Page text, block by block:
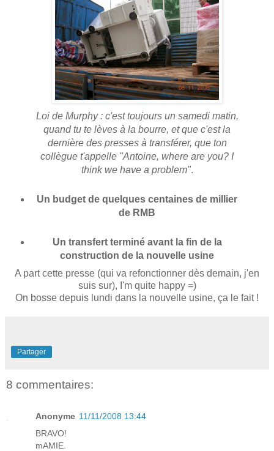
Loi de Murphy : c'est toujours un samedi matin,
quand tu te lèves à la bourre, et que c'est la
dernière des presses à transférer, que ton
collègue t'appelle "Antoine, where are you? I
think we have a problem".
Un budget de quelques centaines de millier
de RMB
Un transfert terminé avant la fin de la
construction de la nouvelle usine
A part cette presse (qui va refonctionner dès demain, j'en
suis sur), I'm quite happy =)
On bosse depuis lundi dans la nouvelle usine, ça le fait !
Partager
8 commentaires:
Anonyme 11/11/2008 13:44
BRAVO!
mAMIE.